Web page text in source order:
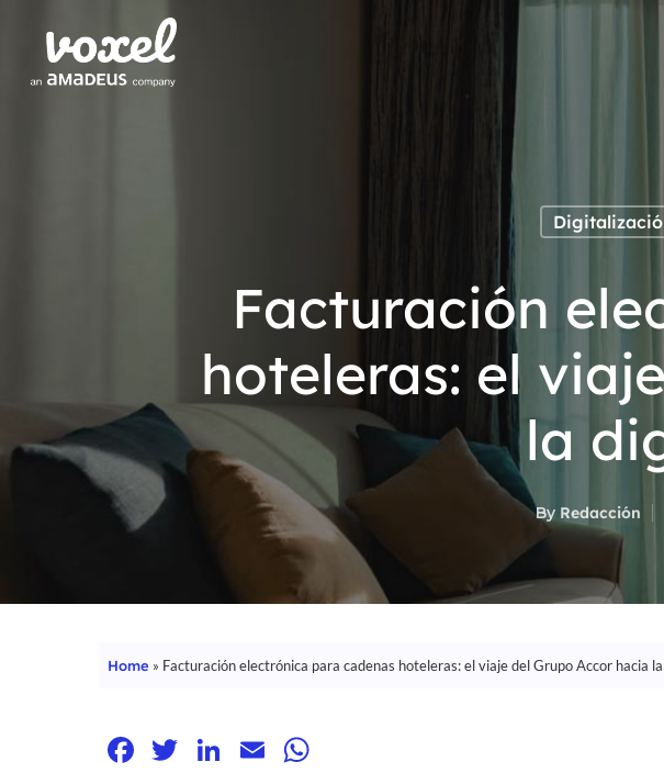
Facturación
hoteleras: el
la
By Redacción
Home » Facturación electrónica para cadenas hoteleras: el viaje del Grupo Accor hacia
Facebook
Twitter
LinkedIn
Email